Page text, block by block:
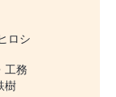
ロシ
工務
樹